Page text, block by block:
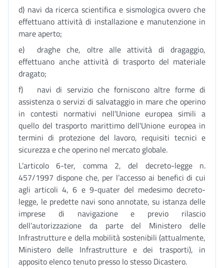
d) navi da ricerca scientifica e sismologica ovvero che
effettuano attività di installazione e manutenzione in
mare aperto;
e) draghe che, oltre alle attività di dragaggio,
effettuano anche attività di trasporto del materiale
dragato;
f) navi di servizio che forniscono altre forme di
assistenza o servizi di salvataggio in mare che operino
in contesti normativi nell'Unione europea simili a
quello del trasporto marittimo dell'Unione europea in
termini di protezione del lavoro, requisiti tecnici e
sicurezza e che operino nel mercato globale.
L’articolo 6-ter, comma 2, del decreto-legge n.
457/1997 dispone che, per l’accesso ai benefici di cui
agli articoli 4, 6 e 9-quater del medesimo decreto-
legge, le predette navi sono annotate, su istanza delle
imprese di navigazione e previo rilascio
dell’autorizzazione da parte del Ministero delle
Infrastrutture e della mobilità sostenibili (attualmente,
Ministero delle Infrastrutture e dei trasporti), in
apposito elenco tenuto presso lo stesso Dicastero.